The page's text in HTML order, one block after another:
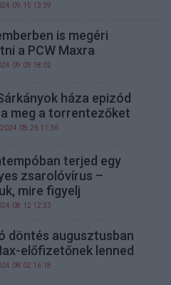
13:39
is megéri
a PCW Maxra
18:02
háza epizód
meg a torrentezőket
2024.08.26 11:36
terjed egy
zsarolóvírus –
mire figyelj
12:33
döntés augusztusban
előfizetőnek lenned
16:18